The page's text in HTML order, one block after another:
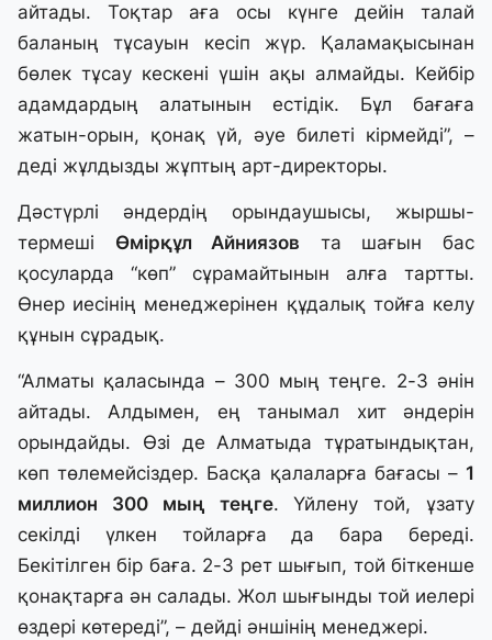
айтады. Тоқтар аға осы күнге дейін талай
баланың тұсауын кесіп жүр. Қаламақысынан
бөлек тұсау кескені үшін ақы алмайды. Кейбір
адамдардың алатынын естідік. Бұл бағаға
жатын-орын, қонақ үй, әуе билеті кірмейді”, –
деді жұлдызды жұптың арт-директоры.
Дәстүрлі әндердің орындаушысы, жыршы-
термеші Өмірқұл Айниязов та шағын бас
қосуларда “көп” сұрамайтынын алға тартты.
Өнер иесінің менеджерінен құдалық тойға келу
құнын сұрадық.
“Алматы қаласында – 300 мың теңге. 2-3 әнін
айтады. Алдымен, ең танымал хит әндерін
орындайды. Өзі де Алматыда тұратындықтан,
көп төлемейсіздер. Басқа қалаларға бағасы – 1
миллион 300 мың теңге. Үйлену той, ұзату
секілді үлкен тойларға да бара береді.
Бекітілген бір баға. 2-3 рет шығып, той біткенше
қонақтарға ән салады. Жол шығынды той иелері
өздері көтереді”, – дейді әншінің менеджері.